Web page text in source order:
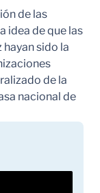
de las
idea de que las
sido la
de la
nacional de